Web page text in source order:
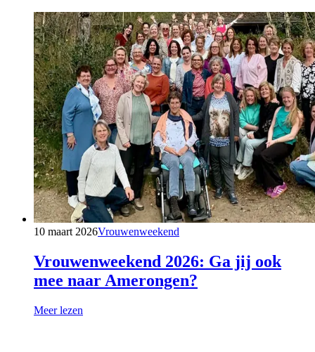
10 maart 2026Vrouwenweekend
Vrouwenweekend 2026: Ga jij ook
mee naar Amerongen?
Meer lezen